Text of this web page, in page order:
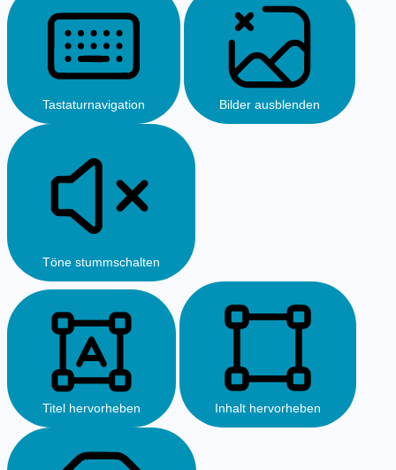
Tastaturnavigation Bilder ausblenden
Töne stummschalten
Titel hervorheben Inhalt hervorheben